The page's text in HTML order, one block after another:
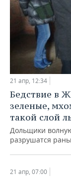
21 апр, 12:34
Бедствие в
зеленые,
такой слой
Дольщики
разрушатся
21 апр, 07:00